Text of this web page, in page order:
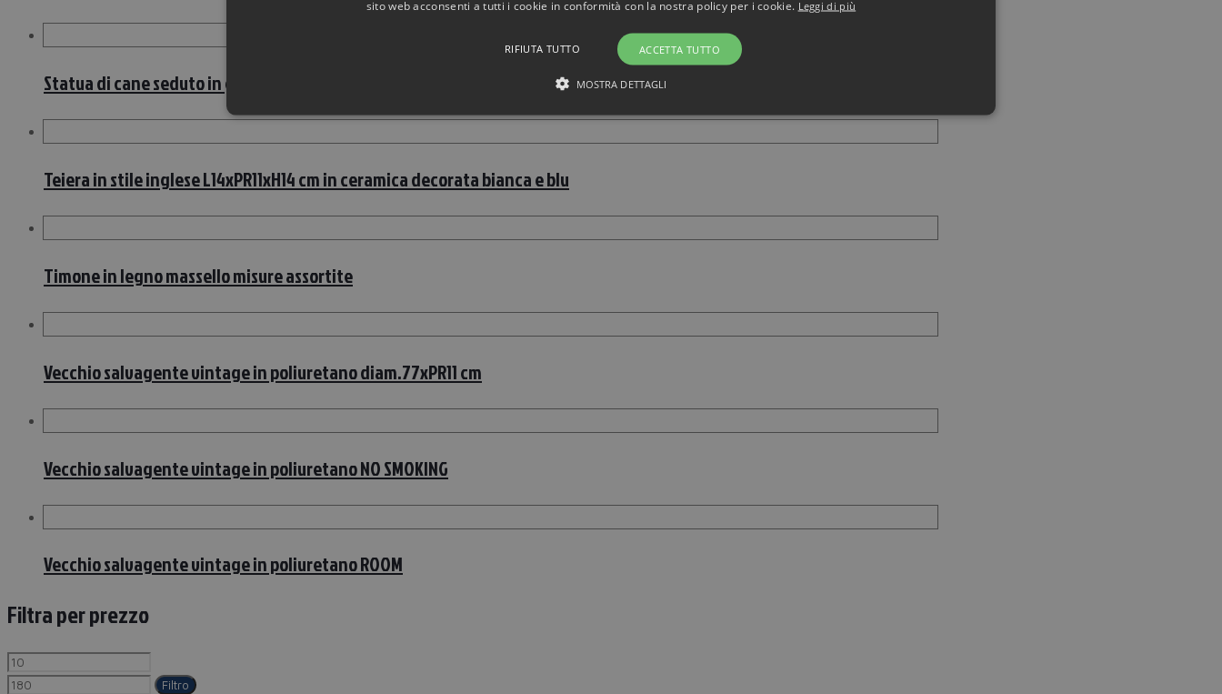
Statua di cane seduto in gesso dipinto finitura anticata L23xPR18xH60 cm
Teiera in stile inglese L14xPR11xH14 cm in ceramica decorata bianca e blu
Timone in legno massello misure assortite
Vecchio salvagente vintage in poliuretano diam.77xPR11 cm
Vecchio salvagente vintage in poliuretano NO SMOKING
Vecchio salvagente vintage in poliuretano ROOM
Filtra per prezzo
Filtro
sito web acconsenti a tutti i cookie in conformità con la nostra policy per i cookie. Leggi di più
ACCETTA TUTTO
RIFIUTA TUTTO
MOSTRA DETTAGLI